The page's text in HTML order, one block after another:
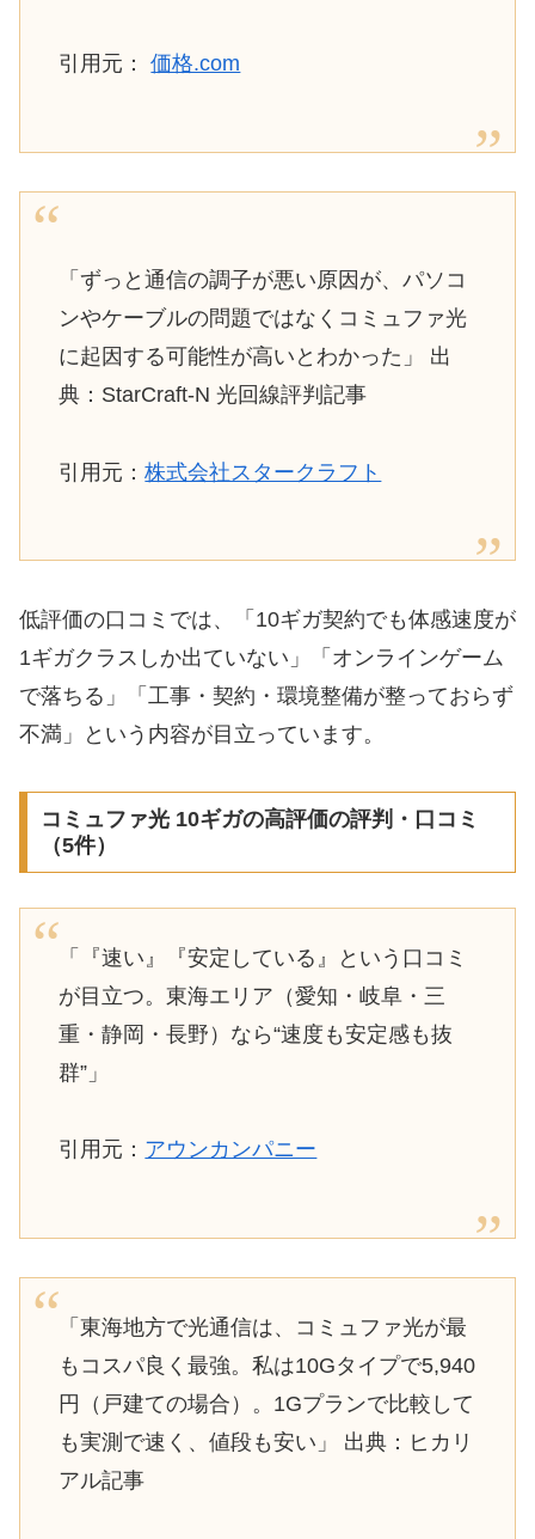
引用元：価格.com
「ずっと通信の調子が悪い原因が、パソコ
ンやケーブルの問題ではなくコミュファ光
に起因する可能性が高いとわかった」 出
典：StarCraft-N 光回線評判記事
引用元：株式会社スタークラフト
低評価の口コミでは、「10ギガ契約でも体感速度が
1ギガクラスしか出ていない」「オンラインゲーム
で落ちる」「工事・契約・環境整備が整っておらず
不満」という内容が目立っています。
コミュファ光 10ギガの高評価の評判・口コミ
（5件）
「『速い』『安定している』という口コミ
が目立つ。東海エリア（愛知・岐阜・三
重・静岡・長野）なら“速度も安定感も抜
群”」
引用元： アウンカンパニー
「東海地方で光通信は、コミュファ光が最
もコスパ良く最強。私は10Gタイプで5,940
円（戸建ての場合）。1Gプランで比較して
も実測で速く、値段も安い」 出典：ヒカリ
アル記事